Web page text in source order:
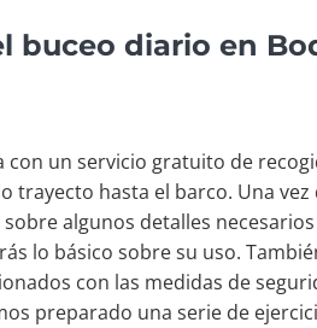
buceo diario en
con un servicio gratuito de
trayecto hasta el barco. Una
algunos detalles
lo básico sobre su uso.
con las medidas de
preparado una serie de